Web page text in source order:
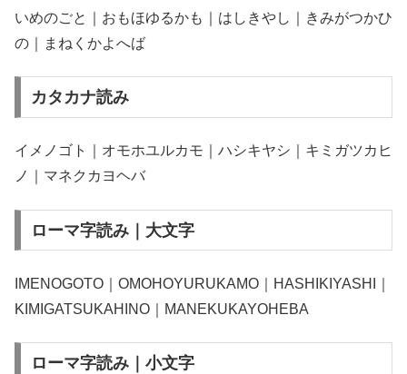
いめのごと｜おもほゆるかも｜はしきやし｜きみがつかひ
の｜まねくかよへば
カタカナ読み
イメノゴト｜オモホユルカモ｜ハシキヤシ｜キミガツカヒ
ノ｜マネクカヨヘバ
ローマ字読み｜大文字
IMENOGOTO｜OMOHOYURUKAMO｜HASHIKIYASHI｜
KIMIGATSUKAHINO｜MANEKUKAYOHEBA
ローマ字読み｜小文字